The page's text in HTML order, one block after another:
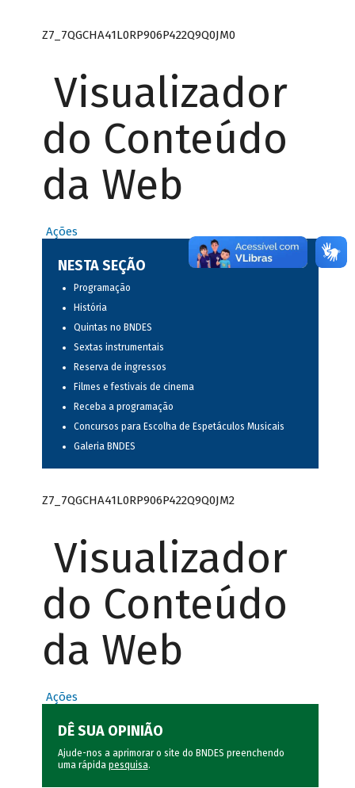
Z7_7QGCHA41L0RP906P422Q9Q0JM0
Visualizador
do Conteúdo
da Web
Ações
NESTA SEÇÃO
Programação
História
Quintas no BNDES
Sextas instrumentais
Reserva de ingressos
Filmes e festivais de cinema
Receba a programação
Concursos para Escolha de Espetáculos Musicais
Galeria BNDES
Z7_7QGCHA41L0RP906P422Q9Q0JM2
Visualizador
do Conteúdo
da Web
Ações
DÊ SUA OPINIÃO
Ajude-nos a aprimorar o site do BNDES preenchendo
uma rápida pesquisa.